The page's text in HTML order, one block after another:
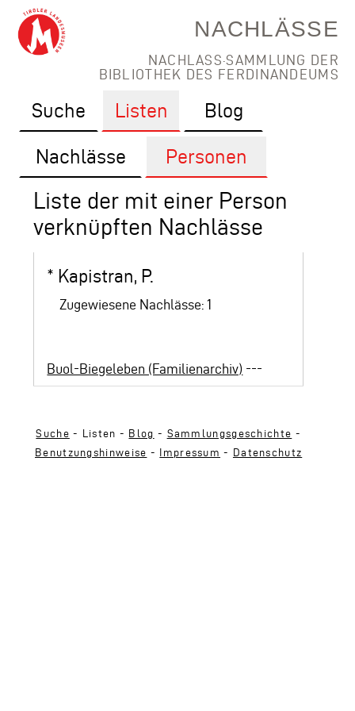
NACHLÄSSE
NACHLASS·SAMMLUNG DER
BIBLIOTHEK DES FERDINANDEUMS
Suche Listen Blog
Nachlässe Personen
Liste der mit einer Person
verknüpften Nachlässe
* Kapistran, P.
Zugewiesene Nachlässe: 1
Buol-Biegeleben (Familienarchiv) ---
Suche - Listen - Blog - Sammlungsgeschichte -
Benutzungshinweise - Impressum - Datenschutz